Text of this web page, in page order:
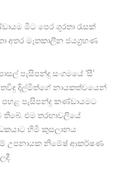
මීට පෙර ශූරතා රැසක්
අතර මෑතකාලීන ජයග්‍රහණ
පැසිපන්දු සංගමයේ ‘සී’
දිල්මිත්ගේ නායකත්වයෙන්
පහළ පැසිපන්දු කණ්ඩායමට
තිබේ. එම තරඟාවලියේ
හිමි කුසලානය
උපනායක නිමේෂ් ආකර්ෂණ